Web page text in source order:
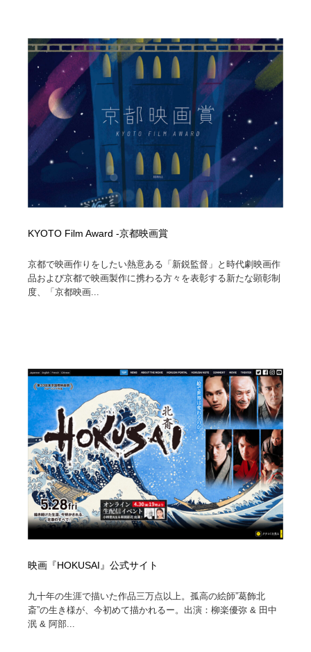
健康・医療・福祉・病院・歯医者・製薬・薬品
金融・銀行・投資・保険・M&A・商社
金融・銀行・投資・保険・M&A・商社
78
起業・事業支援・ボランティア・NPO
起業・事業支援・ボランティア・NPO
8
教育・スクール・保育・幼稚園・小中高・大学・専門学
校
教育・スクール・保育・幼稚園・小中高・大学・専門学
校
システム開発・IT・決済・アプリ・ソフトウェア
システム開発・IT・決済・アプリ・ソフトウェア
テクノロジー・AI・人工知能・スマートホーム・オンラ
イン
テクノロジー・AI・人工知能・スマートホーム・オンラ
日本伝統：着物・織物・舞踊・歌舞伎・茶道・華道・書
日本伝統：着物・織物・舞踊・歌舞伎・茶道・華道・書
道
映画・アニメ・DVD・動画配信・放送・TV・ラジオ 65
ル・ダンス
芸能人・俳優・女優・タレント・モデル・芸能事務所
キャンペーン・イベント・ワークショップ・コンペティ
ション
キャンペーン・イベント・ワークショップ・コンペティ
ション
77
マッチングサービス
マッチングサービス
22
アート・芸術・美術館・美術展・博物館・ギャラリー
アート・芸術・美術館・美術展・博物館・ギャラリー
383
鉛筆画・木炭画・デッサン・クロッキー 15
GWD スタッフお気に入り
Drawing Software / お絵かきソフト・アプリ・ブラシ
KYOTO Film Award -京都映画賞
京都で映画作りをしたい熱意ある「新鋭監督」と時代劇映画作
品および京都で映画製作に携わる方々を表彰する新たな顕彰制
度、「京都映画...
映画『HOKUSAI』公式サイト
九十年の生涯で描いた作品三万点以上。孤高の絵師”葛飾北
斎”の生き様が、今初めて描かれるー。出演：柳楽優弥 & 田中
泯 & 阿部...